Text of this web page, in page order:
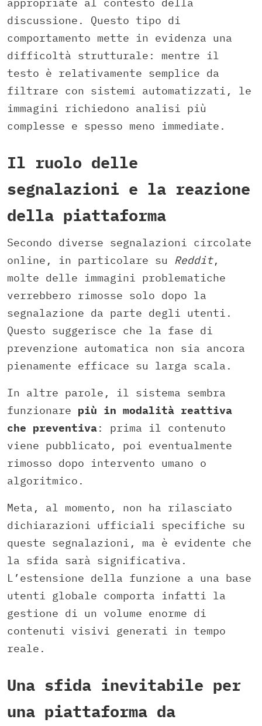
appropriate al contesto della
discussione. Questo tipo di
comportamento mette in evidenza una
difficoltà strutturale: mentre il
testo è relativamente semplice da
filtrare con sistemi automatizzati, le
immagini richiedono analisi più
complesse e spesso meno immediate.
Il ruolo delle
segnalazioni e la reazione
della piattaforma
Secondo diverse segnalazioni circolate
online, in particolare su Reddit,
molte delle immagini problematiche
verrebbero rimosse solo dopo la
segnalazione da parte degli utenti.
Questo suggerisce che la fase di
prevenzione automatica non sia ancora
pienamente efficace su larga scala.
In altre parole, il sistema sembra
funzionare più in modalità reattiva
che preventiva: prima il contenuto
viene pubblicato, poi eventualmente
rimosso dopo intervento umano o
algoritmico.
Meta, al momento, non ha rilasciato
dichiarazioni ufficiali specifiche su
queste segnalazioni, ma è evidente che
la sfida sarà significativa.
L’estensione della funzione a una base
utenti globale comporta infatti la
gestione di un volume enorme di
contenuti visivi generati in tempo
reale.
Una sfida inevitabile per
una piattaforma da